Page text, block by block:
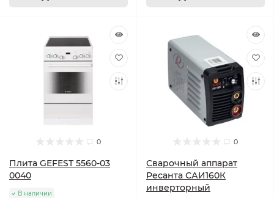
0
Плита GEFEST 5560-03
0040
В наличии
0
Сварочный аппарат
Ресанта САИ160К
инверторный